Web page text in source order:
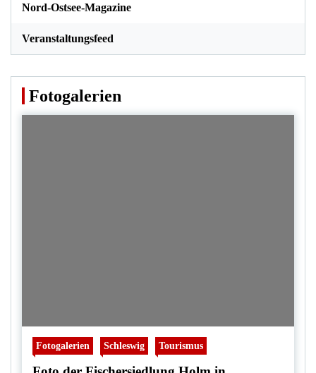
Nord-Ostsee-Magazine
Veranstaltungsfeed
Fotogalerien
Fotogalerien Schleswig Tourismus